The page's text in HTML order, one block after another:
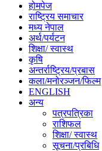
होमपेज
राष्ट्रिय समाचार
मध्य नेपाल
अर्थ/पर्यटन
शिक्षा/ स्वास्थ
कृषि
अन्तर्राष्ट्रिय/प्रबास
कला/मनोरञ्जन/फिल्म
ENGLISH
अन्य
पत्रपत्रिका
राशिफल
शिक्षा/ स्वास्थ
सूचना/प्रबिधि